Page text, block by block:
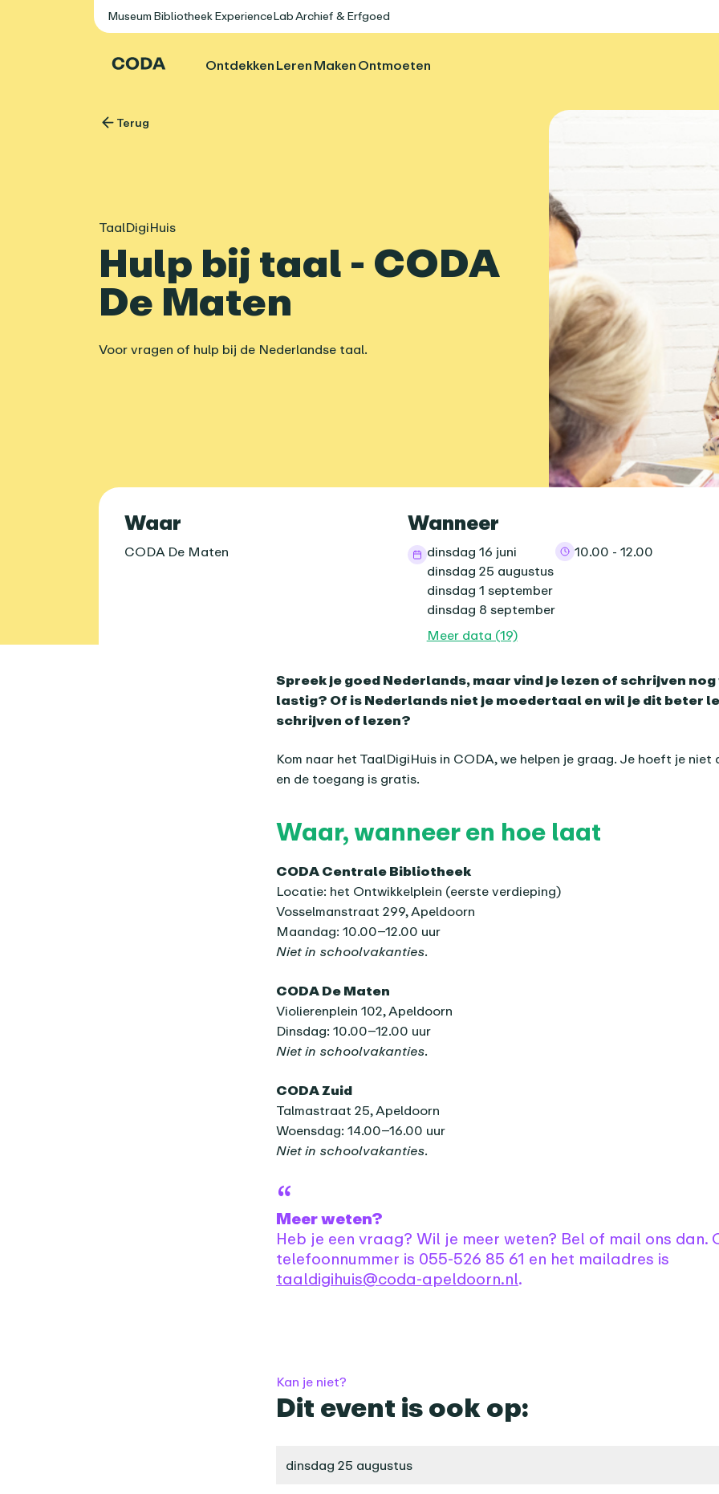
Museum Bibliotheek ExperienceLabArchief & Erfgoed
Ontdekken Leren Maken Ontmoeten
Terug
TaalDigiHuis
Hulp bij taal - CODA
De Maten
Voor vragen of hulp bij de Nederlandse taal.
Praktische informatie
Waar
CODA De Maten
Wanneer
dinsdag 16 juni
dinsdag 25 augustus
dinsdag 1 september
dinsdag 8 september
Meer data (19)
10.00 - 12.00
Over dit agenda-item
Spreek je goed Nederlands, maar vind je lezen of schrijven nog
lastig? Of is Nederlands niet je moedertaal en wil je dit beter
schrijven of lezen?
Kom naar het TaalDigiHuis in CODA, we helpen je graag. Je hoeft je niet
en de toegang is gratis.
Waar, wanneer en hoe laat
CODA Centrale Bibliotheek
Locatie: het Ontwikkelplein (eerste verdieping)
Vosselmanstraat 299, Apeldoorn
Maandag: 10.00–12.00 uur
Niet in schoolvakanties.
CODA De Maten
Violierenplein 102, Apeldoorn
Dinsdag: 10.00–12.00 uur
Niet in schoolvakanties.
CODA Zuid
Talmastraat 25, Apeldoorn
Woensdag: 14.00–16.00 uur
Niet in schoolvakanties.
Meer weten?
Heb je een vraag? Wil je meer weten? Bel of mail ons dan.
telefoonnummer is 055-526 85 61 en het mailadres is
taaldigihuis@coda-apeldoorn.nl.
Kan je niet?
Dit event is ook op:
dinsdag 25 augustus